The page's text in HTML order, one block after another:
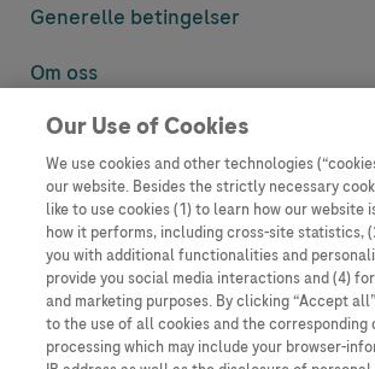
Generelle betingelser
Om oss
Denne nettsiden inneholder informasjon som er
informasjon som ellers ikke er tilgjengelig eller
Vennligst vær oppmerksom på at vi ikke tar noe
informasjon som muligens ikke er i samsvar med
prosess, regulering, registrering eller bruk i
Roche har ikke alltid mulighet til å kvalitetssikre
vil fjerne villedende eller upassende innlegg så
Vi har ikke ansvar for innhold på eksterne nettsider
Kopiering av materiale fra dette nettstedet for bruk
Our Use of Cookies
We use cookies and other technologies
our website. Besides the strictly necessary
like to use cookies (1) to learn how our website
how it performs, including cross-site statistics,
you with additional functionalities and
provide you social media interactions and (4)
and marketing purposes. By clicking “Accept
to the use of all cookies and the corresponding
processing which may include your browser-